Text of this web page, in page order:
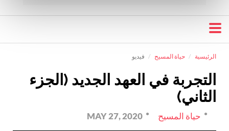
الرئيسية حياة المسيح فيديو
التجربة في العهد الجديد (الجزء
الثاني)
حياة المسيح MAY 27, 2020